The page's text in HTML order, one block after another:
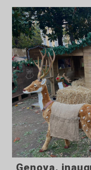
Genova,